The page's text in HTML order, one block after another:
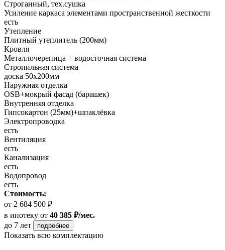
Строганный, тех.сушка
Усиление каркаса элементами пространственной жесткости
есть
Утепление
Плитный утеплитель (200мм)
Кровля
Металлочерепица + водосточная система
Стропильная система
доска 50х200мм
Наружная отделка
OSB+мокрый фасад (барашек)
Внутренняя отделка
Гипсокартон (25мм)+шпаклёвка
Электропроводка
есть
Вентиляция
есть
Канализация
есть
Водопровод
есть
Стоимость:
от 2 684 500 ₽
в ипотеку от 40 385 ₽/мес.
до 7 лет
подробнее
Показать всю комплектацию